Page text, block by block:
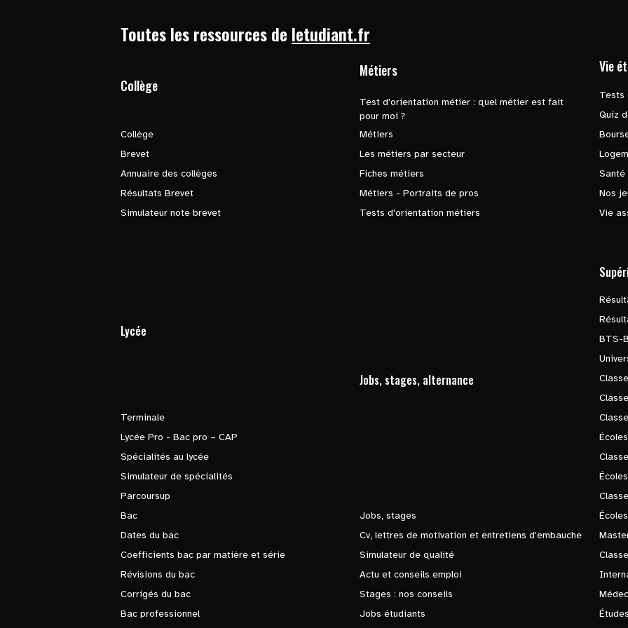
Toutes les ressources de letudiant.fr
Collège
Collège
Brevet
Annuaire des collèges
Résultats Brevet
Simulateur note brevet
Métiers
Test d'orientation métier : quel métier est fait
pour moi ?
Métiers
Les métiers par secteur
Fiches métiers
Métiers - Portraits de pros
Tests d'orientation métiers
Vie
Tests
Quiz
Santé
Nos
Vie
Lycée
Terminale
Lycée Pro - Bac pro – CAP
Spécialités au lycée
Simulateur de spécialités
Parcoursup
Bac
Dates du bac
Coefficients bac par matière et série
Révisions du bac
Corrigés du bac
Bac professionnel
Jobs, stages, alternance
Jobs, stages
Cv, lettres de motivation et entretiens d'embauche
Simulateur de qualité
Actu et conseils emploi
Stages : nos conseils
Jobs étudiants
BTS-